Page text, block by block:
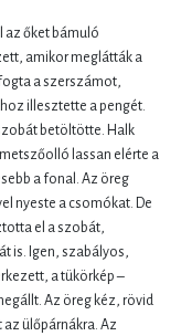
az őket bámuló
amikor meglátták a
a szerszámot,
illesztette a pengét.
betöltötte. Halk
lassan elérte a
a fonal. Az öreg
nyeste a csomókat. De
el a szobát,
is. Igen, szabályos,
a tükörkép –
Az öreg kéz, rövid
ülőpárnákra. Az